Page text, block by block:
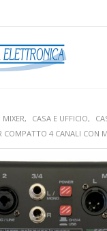
MIXER, CASA E UFFICIO,
COMPATTO 4 CANALI CON